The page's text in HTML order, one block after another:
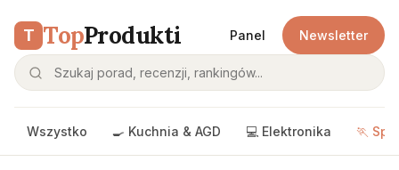
T TopProdukti Panel Newsletter
Wszystko 🍳 Kuchnia & AGD 💻 Elektronika 🏃